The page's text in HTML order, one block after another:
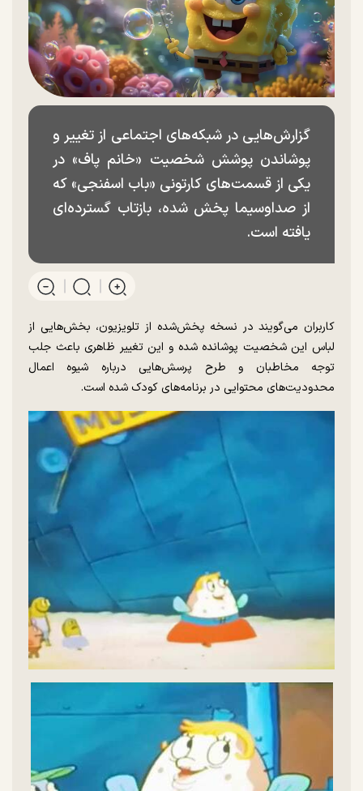
گزارش‌هایی در شبکه‌های اجتماعی از تغییر و
پوشاندن پوشش شخصیت «خانم پاف» در
یکی از قسمت‌های کارتونی «باب اسفنجی» که
از صداوسیما پخش شده، بازتاب گسترده‌ای
یافته است.
کاربران می‌گویند در نسخه پخش‌شده از تلویزیون، بخش‌هایی از
لباس این شخصیت پوشانده شده و این تغییر ظاهری باعث جلب
توجه مخاطبان و طرح پرسش‌هایی درباره شیوه اعمال
محدودیت‌های محتوایی در برنامه‌های کودک شده است.